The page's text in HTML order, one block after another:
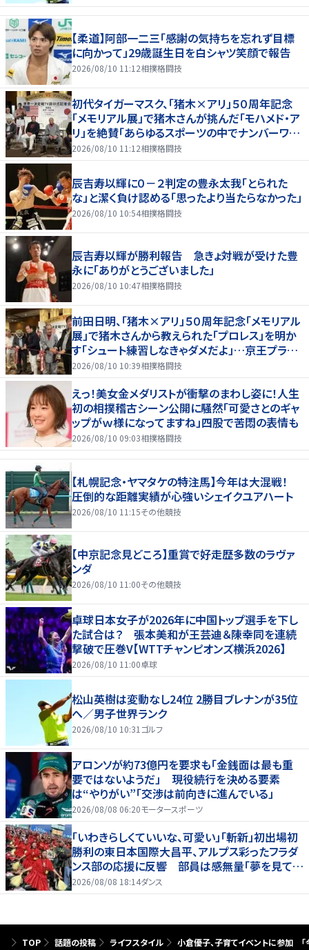
【柔道】阿部一二三「感謝の気持ちを忘れず目標
に向かって」29歳誕生日を白シャツ笑顔で報告
2026/08/10 11:12相撲格闘技
初代タイガーマスク、「猪木×アリ」５０周年記念
「メモリアル展」で猪木さんが挑んだ「モハメド・ア
リ」を絶賛「あらゆるスポーツの中でナンバーワン
の存在」
2026/08/10 11:12相撲格闘技
辰吉寿以輝に０－２判定の豊永太我「とられた
な」と潔く負け認める「思ったより当たらなかった」
2026/08/10 10:54相撲格闘技
辰吉寿以輝が勝利報告 急きょ対戦が受けた豊
永に「ありがとうございました」
2026/08/10 10:47相撲格闘技
前田日明、「猪木×アリ」５０周年記念「メモリアル
展」で猪木さんから教えられた「プロレス」を明か
す「シュート練習しなきゃダメだよ」…京王プラザ
ホテルで３１日まで
2026/08/10 10:39相撲格闘技
えっ！美女金メダリストが衝撃のまわし姿に！人生
初の相撲稽古シーン公開に騒然「可愛さとのギャ
ップがｗ様になってますね」四股で苦悶の表情も
2026/08/10 09:03相撲格闘技
【札幌記念・ヤマタケの特注馬】今年は大混戦！
圧倒的な距離実績が心強いシェイクユアハート
2026/08/10 11:15その他競技
【中京記念見どころ】重賞で好走歴多数のラヴァ
ンダ
2026/08/10 11:00その他競技
卓球日本女子が2026年に中国トップ選手を下し
た試合は？ 張本美和が王芸迪＆陳幸同を連続
撃破で圧巻V【WTTチャンピオンズ横浜2026】
2026/08/10 11:00卓球
松山英樹は変動なし24位 2勝目ブレナンが35位
へ／男子世界ランク
2026/08/10 10:31 ゴルフ
アロンソが約73億円を要求も「金銭面は最も重
要ではないようだ」 現役続行を決める要素
は“やりがい”「交渉は前向きに進んでいる」
2026/08/08 06:20モータースポーツ
「いわきらしくていいな、可愛い」「斬新」初出場初
勝利の東日本国際大昌平、アルプス彩ったフラダ
ンス部の応援に反響 部員は感無量「夢を見てい
るよう」
2026/08/08 18:14ダンス
TOP 話題の投稿 ライフスタイル 小倉優子、子育てイベントに参加 「